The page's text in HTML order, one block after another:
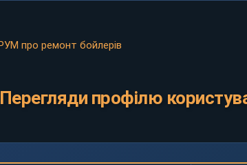
Перегляди профілю